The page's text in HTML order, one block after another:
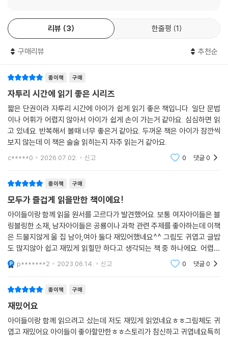
-Compound sentences들이 소개됩니다.
-인용부호가 쓰입니다.
Level 3
-Paragraphs가 소개되고 Compound sentences는 더 중요하게 됩
니다.
-축약 부분 역시 중요하게 나타납니다.
-스토리 상 서스펜스가 더해집니다.
리뷰 3 한줄평 1
구매리뷰 추천순
종이책 구매
자투리 시간에 읽기 좋은 시리즈
짧은 단권이라 자투리 시간에 아이가 쉽게 읽기 좋은 책입니다. 일단 문법
이나 어휘가 어렵지 않아서 아이가 쉽게 손이 가는거 같아요. 심심하면 읽
고 있네요. 반복해서 볼때 너무 좋은거 같아요. 두꺼운 책은 아이가 잠깐씩
보지 않는데 이 책은 술술 읽히는지 자주 읽는거 같아요.
c*****0 2026.07.02. 신고 0 댓글0
종이책 구매
모두가 즐겁게 읽을만한 책이에요!
아이들이랑 함께 읽을 원서를 고르다가 발견했어요. 보통 여자아이들은 블
링블링한 소재, 남자아이들은 공룡이나 과학 관련 주제를 좋아하는데 이책
은 드물지않게 울 집 남아,여아 둘다 재밌어했네요^^ 그림도 귀엽고 글밥
도 많지않아 쉽고 재밌게 읽힐만 하다고 생각되는 책 중 하나에요. 어렵지
않게 재밌게 읽히고 싶은분께 추천드리는 책이에요~!
p*******2 2023.06.14. 신고 0 댓글0
종이책 구매
재밌어요
아이들이랑 함께 읽으려고 샀는데 저도 재밌게 읽었네요ㅎㅎ그림체도 귀
엽고 재밌어요 아이들이 좋아할만한ㅎㅎ스토리가 참신하고 귀엽네요특히